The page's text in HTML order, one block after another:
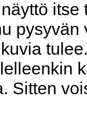
itse
pysyvän
Sitten